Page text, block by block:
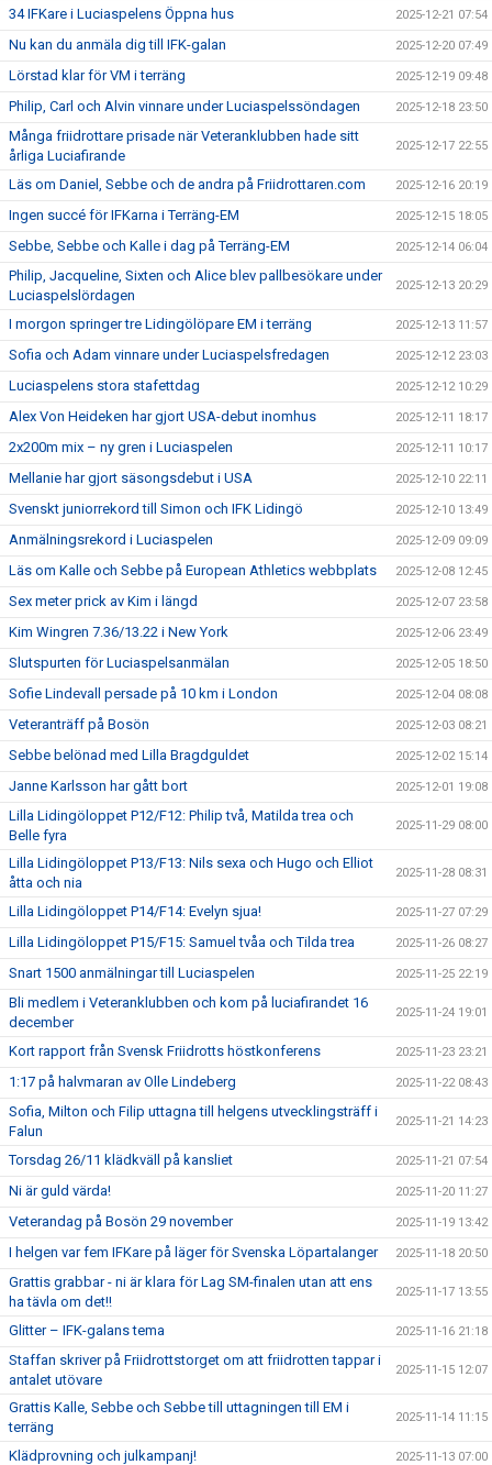
34 IFKare i Luciaspelens Öppna hus 2025-12-21 07:54
Nu kan du anmäla dig till IFK-galan 2025-12-20 07:49
Lörstad klar för VM i terräng 2025-12-19 09:48
Philip, Carl och Alvin vinnare under Luciaspelssöndagen 2025-12-18 23:50
Många friidrottare prisade när Veteranklubben hade sitt
årliga Luciafirande
2025-12-17 22:55
Läs om Daniel, Sebbe och de andra på Friidrottaren.com 2025-12-16 20:19
Ingen succé för IFKarna i Terräng-EM 2025-12-15 18:05
Sebbe, Sebbe och Kalle i dag på Terräng-EM 2025-12-14 06:04
Philip, Jacqueline, Sixten och Alice blev pallbesökare under
Luciaspelslördagen
2025-12-13 20:29
I morgon springer tre Lidingölöpare EM i terräng 2025-12-13 11:57
Sofia och Adam vinnare under Luciaspelsfredagen 2025-12-12 23:03
Luciaspelens stora stafettdag 2025-12-12 10:29
Alex Von Heideken har gjort USA-debut inomhus 2025-12-11 18:17
2x200m mix – ny gren i Luciaspelen 2025-12-11 10:17
Mellanie har gjort säsongsdebut i USA 2025-12-10 22:11
Svenskt juniorrekord till Simon och IFK Lidingö 2025-12-10 13:49
Anmälningsrekord i Luciaspelen 2025-12-09 09:09
Läs om Kalle och Sebbe på European Athletics webbplats 2025-12-08 12:45
Sex meter prick av Kim i längd 2025-12-07 23:58
Kim Wingren 7.36/13.22 i New York 2025-12-06 23:49
Slutspurten för Luciaspelsanmälan 2025-12-05 18:50
Sofie Lindevall persade på 10 km i London 2025-12-04 08:08
Veteranträff på Bosön 2025-12-03 08:21
Sebbe belönad med Lilla Bragdguldet 2025-12-02 15:14
Janne Karlsson har gått bort 2025-12-01 19:08
Lilla Lidingöloppet P12/F12: Philip två, Matilda trea och
Belle fyra
2025-11-29 08:00
Lilla Lidingöloppet P13/F13: Nils sexa och Hugo och Elliot
åtta och nia
2025-11-28 08:31
Lilla Lidingöloppet P14/F14: Evelyn sjua! 2025-11-27 07:29
Lilla Lidingöloppet P15/F15: Samuel tvåa och Tilda trea 2025-11-26 08:27
Snart 1500 anmälningar till Luciaspelen 2025-11-25 22:19
Bli medlem i Veteranklubben och kom på luciafirandet 16
december
2025-11-24 19:01
Kort rapport från Svensk Friidrotts höstkonferens 2025-11-23 23:21
1:17 på halvmaran av Olle Lindeberg 2025-11-22 08:43
Sofia, Milton och Filip uttagna till helgens utvecklingsträff i
Falun
2025-11-21 14:23
Torsdag 26/11 klädkväll på kansliet 2025-11-21 07:54
Ni är guld värda! 2025-11-20 11:27
Veterandag på Bosön 29 november 2025-11-19 13:42
I helgen var fem IFKare på läger för Svenska Löpartalanger 2025-11-18 20:50
Grattis grabbar - ni är klara för Lag SM-finalen utan att ens
ha tävla om det!!
2025-11-17 13:55
Glitter – IFK-galans tema 2025-11-16 21:18
Staffan skriver på Friidrottstorget om att friidrotten tappar i
antalet utövare
2025-11-15 12:07
Grattis Kalle, Sebbe och Sebbe till uttagningen till EM i
terräng
2025-11-14 11:15
Klädprovning och julkampanj! 2025-11-13 07:00